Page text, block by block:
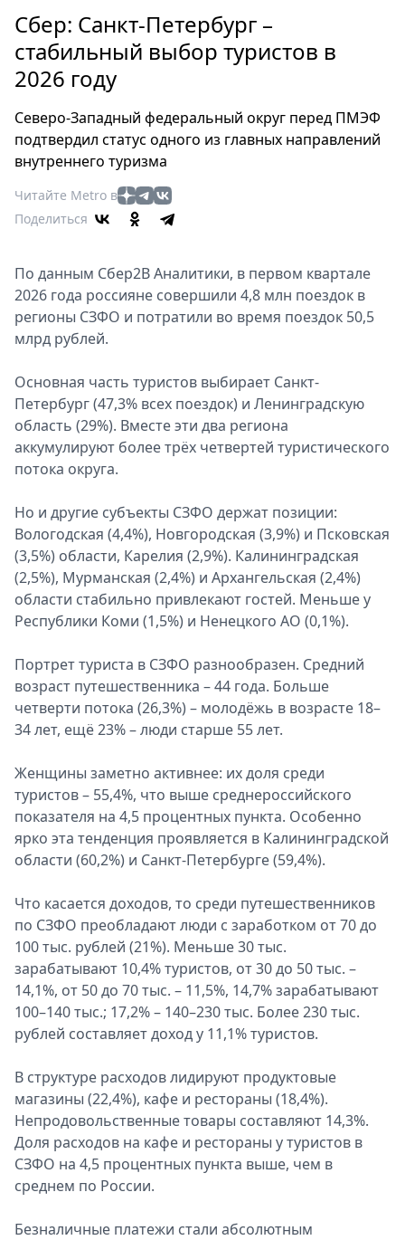
Россия
Мир
Здоровье
Туризм
Мода
Театр
Кино
Афиша
Выставки
Пресс-
релизы
Metro
Стримы
Спецпроекты
Звезды
Выборы
Скачай
Metro
Сбер: Санкт-Петербург –
стабильный выбор туристов в
2026 году
Северо-Западный федеральный округ перед ПМЭФ
подтвердил статус одного из главных направлений
внутреннего туризма
Читайте Metro в
Поделиться
По данным Сбер2В Аналитики, в первом квартале
2026 года россияне совершили 4,8 млн поездок в
регионы СЗФО и потратили во время поездок 50,5
млрд рублей.
Основная часть туристов выбирает Санкт-
Петербург (47,3% всех поездок) и Ленинградскую
область (29%). Вместе эти два региона
аккумулируют более трёх четвертей туристического
потока округа.
Но и другие субъекты СЗФО держат позиции:
Вологодская (4,4%), Новгородская (3,9%) и Псковская
(3,5%) области, Карелия (2,9%). Калининградская
(2,5%), Мурманская (2,4%) и Архангельская (2,4%)
области стабильно привлекают гостей. Меньше у
Республики Коми (1,5%) и Ненецкого АО (0,1%).
Портрет туриста в СЗФО разнообразен. Средний
возраст путешественника – 44 года. Больше
четверти потока (26,3%) – молодёжь в возрасте 18–
34 лет, ещё 23% – люди старше 55 лет.
Женщины заметно активнее: их доля среди
туристов – 55,4%, что выше среднероссийского
показателя на 4,5 процентных пункта. Особенно
ярко эта тенденция проявляется в Калининградской
области (60,2%) и Санкт-Петербурге (59,4%).
Что касается доходов, то среди путешественников
по СЗФО преобладают люди с заработком от 70 до
100 тыс. рублей (21%). Меньше 30 тыс.
зарабатывают 10,4% туристов, от 30 до 50 тыс. –
14,1%, от 50 до 70 тыс. – 11,5%, 14,7% зарабатывают
100–140 тыс.; 17,2% – 140–230 тыс. Более 230 тыс.
рублей составляет доход у 11,1% туристов.
В структуре расходов лидируют продуктовые
магазины (22,4%), кафе и рестораны (18,4%).
Непродовольственные товары составляют 14,3%.
Доля расходов на кафе и рестораны у туристов в
СЗФО на 4,5 процентных пункта выше, чем в
среднем по России.
Безналичные платежи стали абсолютным